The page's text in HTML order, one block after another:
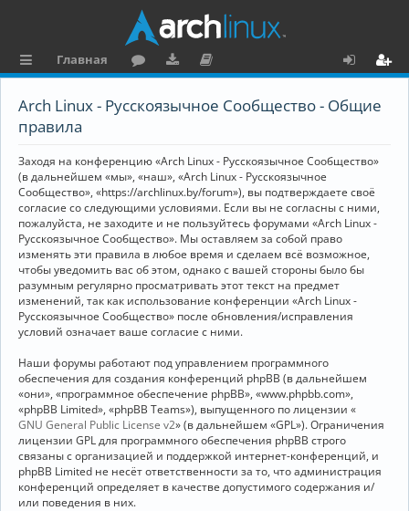
ы
к
и
Главная
ру
ру
и
ку
е
н
та
ц
и
я
о
Arch Linux - Русскоязычное Сообщество - Общие
правила
Заходя на конференцию «Arch Linux - Русскоязычное Сообщество»
(в дальнейшем «мы», «наш», «Arch Linux - Русскоязычное
Сообщество», «https://archlinux.by/forum»), вы подтверждаете своё
согласие со следующими условиями. Если вы не согласны с ними,
пожалуйста, не заходите и не пользуйтесь форумами «Arch Linux -
Русскоязычное Сообщество». Мы оставляем за собой право
изменять эти правила в любое время и сделаем всё возможное,
чтобы уведомить вас об этом, однако с вашей стороны было бы
разумным регулярно просматривать этот текст на предмет
изменений, так как использование конференции «Arch Linux -
Русскоязычное Сообщество» после обновления/исправления
условий означает ваше согласие с ними.
Наши форумы работают под управлением программного
обеспечения для создания конференций phpBB (в дальнейшем
«они», «программное обеспечение phpBB», «www.phpbb.com»,
«phpBB Limited», «phpBB Teams»), выпущенного по лицензии «
GNU General Public License v2» (в дальнейшем «GPL»). Ограничения
лицензии GPL для программного обеспечения phpBB строго
связаны с организацией и поддержкой интернет-конференций, и
phpBB Limited не несёт ответственности за то, что администрация
конференций определяет в качестве допустимого содержания и/
или поведения в них.